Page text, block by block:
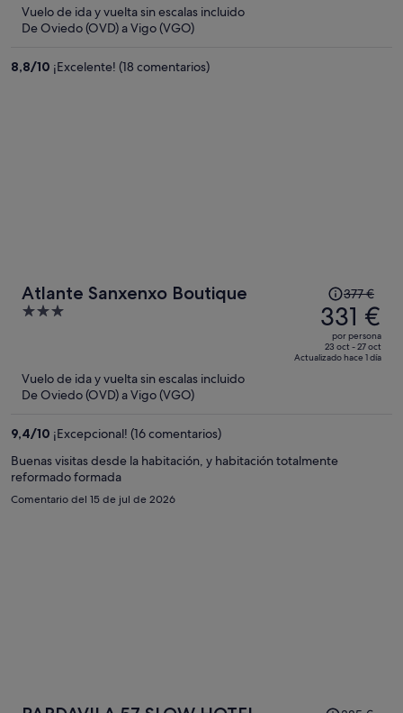
Vuelo de ida y vuelta sin escalas incluido
De Oviedo (OVD) a Vigo (VGO)
8,8/10 ¡Excelente! (18 comentarios)
Atlante Sanxenxo Boutique
3
El
precio
era
de
377 €,
por
377 €
331 €
por persona
23 oct - 27 oct
Actualizado hace 1 día
Vuelo de ida y vuelta sin escalas incluido
De Oviedo (OVD) a Vigo (VGO)
9,4/10 ¡Excepcional! (16 comentarios)
Buenas visitas desde la habitación, y habitación totalmente
reformado formada
Comentario del 15 de jul de 2026